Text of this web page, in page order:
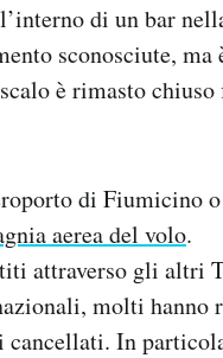
di un bar
sconosciute, ma
è rimasto
di Fiumicino
aerea del volo.
attraverso gli altri
molti hanno
cancellati. In